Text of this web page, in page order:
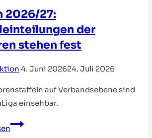
Hinweise
2026/27:
der
stehen fest
4. Juni 202624. Juli 2026
auf Verbandsebene sind
einsehbar.
Saison